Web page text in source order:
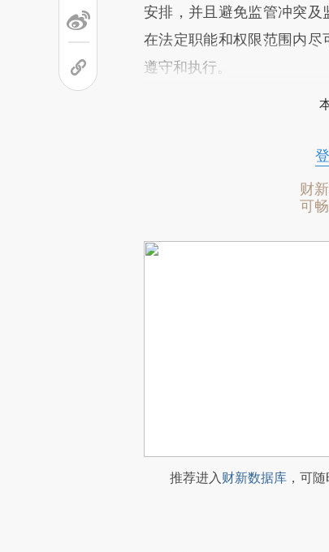
安排，并且避免监管冲突
在法定职能和权限范围内
遵守和执行。
财
可
推荐进入财新数据库 ，可